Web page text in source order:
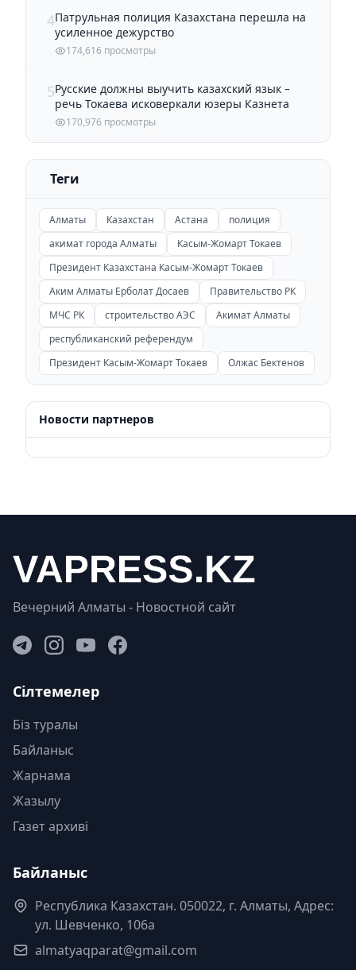
4Патрульная полиция Казахстана перешла на
усиленное дежурство
174,616 просмотры
5Русские должны выучить казахский язык –
речь Токаева исковеркали юзеры Казнета
170,976 просмотры
Теги
Алматы Казахстан Астана
полиция
акимат города Алматы
Касым-Жомарт Токаев
Президент Казахстана Касым-Жомарт Токаев
Аким Алматы Ерболат Досаев
Правительство РК
МЧС РК
строительство АЭС
Акимат Алматы
республиканский референдум
Президент Касым-Жомарт Токаев
Олжас Бектенов
Новости партнеров
Вечерний Алматы - Новостной сайт
Сілтемелер
Біз туралы
Байланыс
Жарнама
Жазылу
Газет архиві
Байланыс
Республика Казахстан. 050022, г. Алматы, Адрес:
ул. Шевченко, 106а
almatyaqparat@gmail.com